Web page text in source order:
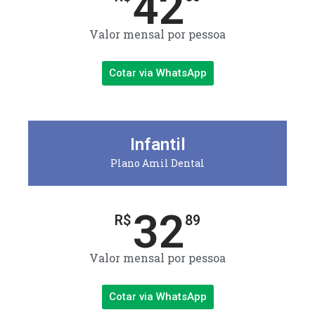
Valor mensal por pessoa
Cotar via WhatsApp
Infantil
Plano Amil Dental
R$ 3289
Valor mensal por pessoa
Cotar via WhatsApp